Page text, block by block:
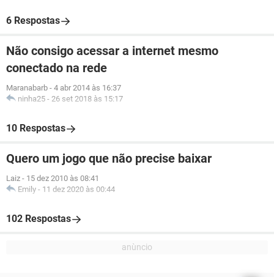
6 Respostas
Não consigo acessar a internet mesmo
conectado na rede
Maranabarb - 4 abr 2014 às 16:37
ninha25 - 26 set 2018 às 15:17
10 Respostas
Quero um jogo que não precise baixar
Laiz - 15 dez 2010 às 08:41
Emily - 11 dez 2020 às 00:44
102 Respostas